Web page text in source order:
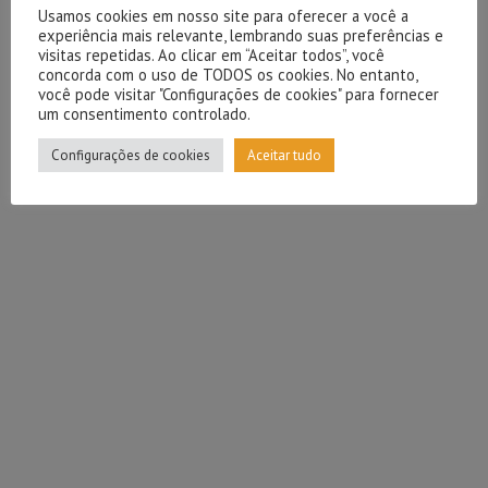
Usamos cookies em nosso site para oferecer a você a
experiência mais relevante, lembrando suas preferências e
visitas repetidas. Ao clicar em “Aceitar todos”, você
concorda com o uso de TODOS os cookies. No entanto,
você pode visitar "Configurações de cookies" para fornecer
um consentimento controlado.
Configurações de cookies Aceitar tudo